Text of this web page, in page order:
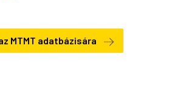
MTMT adatbázisára